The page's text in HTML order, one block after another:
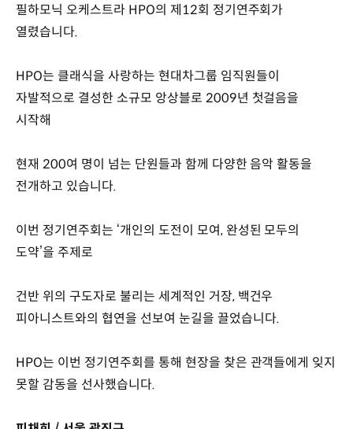
필하모닉 오케스트라 HPO의 제12회 정기연주회가
열렸습니다.
HPO는 클래식을 사랑하는 현대차그룹 임직원들이
자발적으로 결성한 소규모 앙상블로 2009년 첫걸음을
시작해
현재 200여 명이 넘는 단원들과 함께 다양한 음악 활동을
전개하고 있습니다.
이번 정기연주회는 ‘개인의 도전이 모여, 완성된 모두의
도약’을 주제로
건반 위의 구도자로 불리는 세계적인 거장, 백건우
피아니스트와의 협연을 선보여 눈길을 끌었습니다.
HPO는 이번 정기연주회를 통해 현장을 찾은 관객들에게 잊지
못할 감동을 선사했습니다.